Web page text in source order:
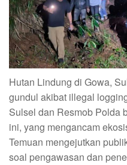
Hutan Lindung di Gowa,
gundul akibat illegal
Sulsel dan Resmob Polda
ini, yang mengancam
Temuan mengejutkan
soal pengawasan dan